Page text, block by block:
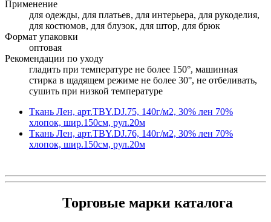
Применение
для одежды, для платьев, для интерьера, для рукоделия,
для костюмов, для блузок, для штор, для брюк
Формат упаковки
оптовая
Рекомендации по уходу
гладить при температуре не более 150°, машинная
стирка в щадящем режиме не более 30°, не отбеливать,
сушить при низкой температуре
Ткань Лен, арт.TBY.DJ.75, 140г/м2, 30% лен 70%
хлопок, шир.150см, рул.20м
Ткань Лен, арт.TBY.DJ.76, 140г/м2, 30% лен 70%
хлопок, шир.150см, рул.20м
Торговые марки каталога